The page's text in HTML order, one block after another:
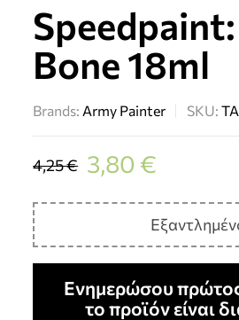
Bone 18ml
Brands: Army Painter SKU:
4,25€ 3,80€
Ενημερώσου
το προϊόν είναι